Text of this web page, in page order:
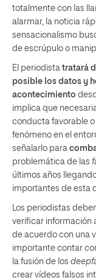
totalmente con las
alarmar, la noticia
sensacionalismo
de escrúpulo o
El periodista tratará
posible los datos y
acontecimiento
implica que
conducta favorable
fenómeno en el
señalarlo para
problemática de las
últimos años
importantes de esta
Los periodistas
verificar información
de acuerdo con una
importante contar
la fusión de los
crear vídeos falsos